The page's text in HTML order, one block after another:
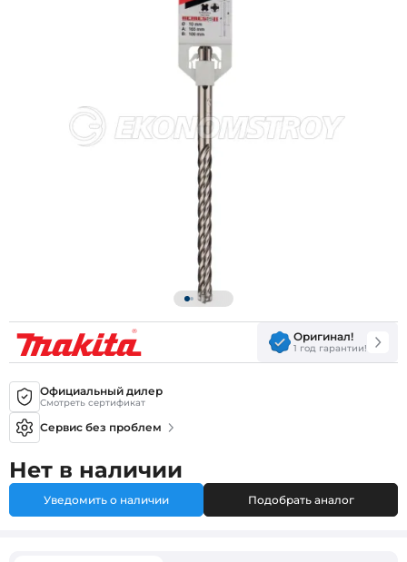
Оригинал!
1 год гарантии!
Официальный дилер
Смотреть сертификат
Сервис без проблем
Нет в наличии
Уведомить о наличии Подобрать аналог